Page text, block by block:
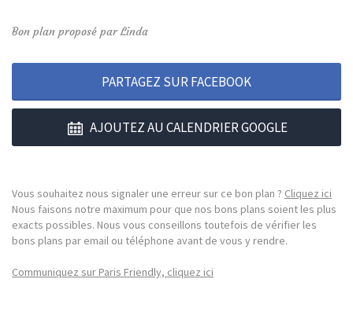
Bon plan proposé par Linda
PARTAGEZ SUR FACEBOOK
AJOUTEZ AU CALENDRIER GOOGLE
Vous souhaitez nous signaler une erreur sur ce bon plan ? Cliquez ici
Nous faisons notre maximum pour que nos bons plans soient les plus
exacts possibles. Nous vous conseillons toutefois de vérifier les
bons plans par email ou téléphone avant de vous y rendre.
Communiquez sur Paris Friendly, cliquez ici